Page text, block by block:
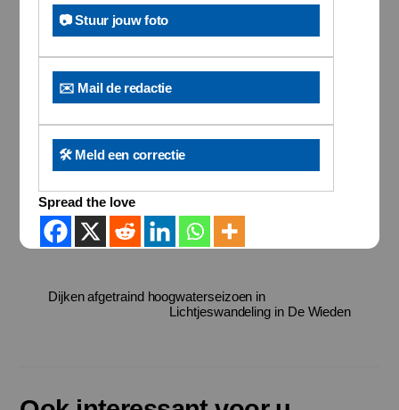
📷 Stuur jouw foto
✉️ Mail de redactie
🛠️ Meld een correctie
Spread the love
Dijken afgetraind hoogwaterseizoen in
Lichtjeswandeling in De Wieden